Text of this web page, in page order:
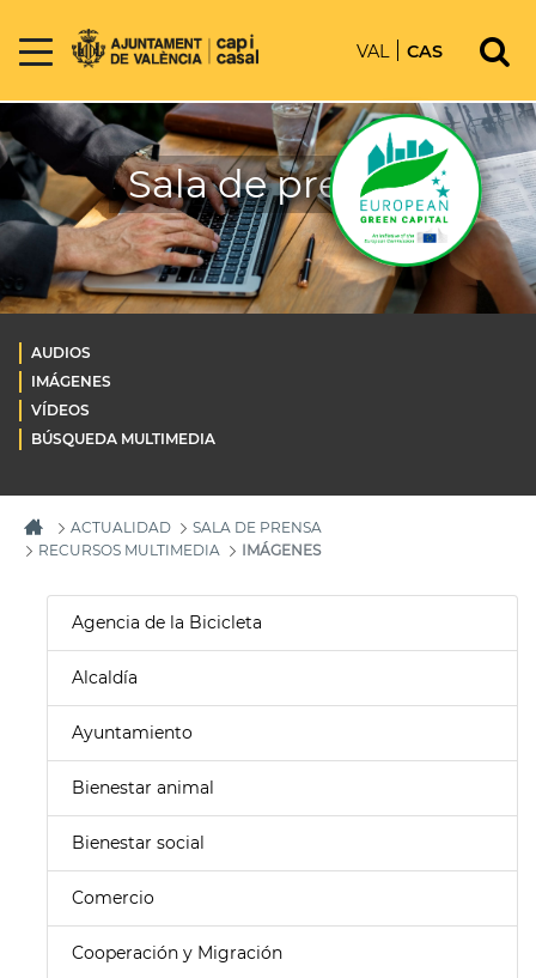
VAL CAS
Sala de prensa
AUDIOS
IMÁGENES
VÍDEOS
BÚSQUEDA MULTIMEDIA
ACTUALIDAD
SALA DE PRENSA
RECURSOS MULTIMEDIA
IMÁGENES
Agencia de la Bicicleta
Alcaldía
Ayuntamiento
Bienestar animal
Bienestar social
Comercio
Cooperación y Migración